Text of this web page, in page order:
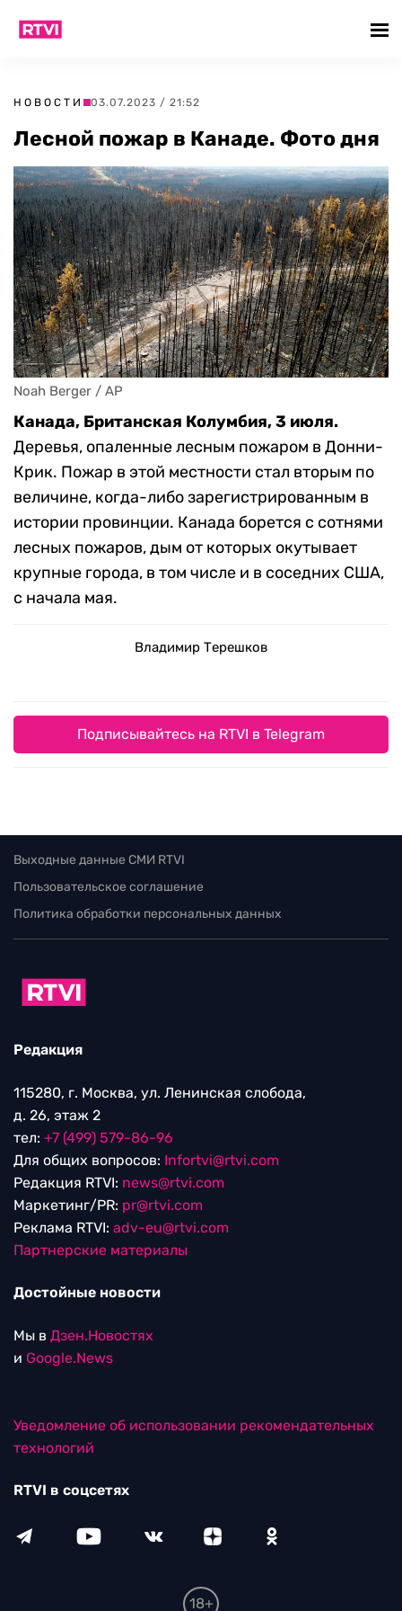
НОВОСТИ 03.07.2023 / 21:52
Лесной пожар в Канаде. Фото дня
Noah Berger / AP
Канада, Британская Колумбия, 3 июля.
Деревья, опаленные лесным пожаром в Донни-
Крик. Пожар в этой местности стал вторым по
величине, когда-либо зарегистрированным в
истории провинции. Канада борется с сотнями
лесных пожаров, дым от которых окутывает
крупные города, в том числе и в соседних США,
с начала мая.
Владимир Терешков
Подписывайтесь на RTVI в Telegram
Выходные данные СМИ RTVI
Пользовательское соглашение
Политика обработки персональных данных
Редакция
115280, г. Москва, ул. Ленинская слобода,
д. 26, этаж 2
тел: +7 (499) 579-86-96
Для общих вопросов: Infortvi@rtvi.com
Редакция RTVI: news@rtvi.com
Маркетинг/PR: pr@rtvi.com
Реклама RTVI: adv-eu@rtvi.com
Партнерские материалы
Достойные новости
Мы в Дзен.Новостях
и Google.News
Уведомление об использовании рекомендательных
технологий
RTVI в соцсетях
18+